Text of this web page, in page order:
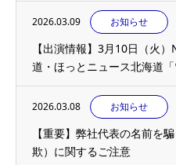
2026.03.09 お知らせ
【出演情報】3月10日（火
道・ほっとニュース北海道
2026.03.08 お知らせ
【重要】弊社代表の名前を
欺）に関するご注意